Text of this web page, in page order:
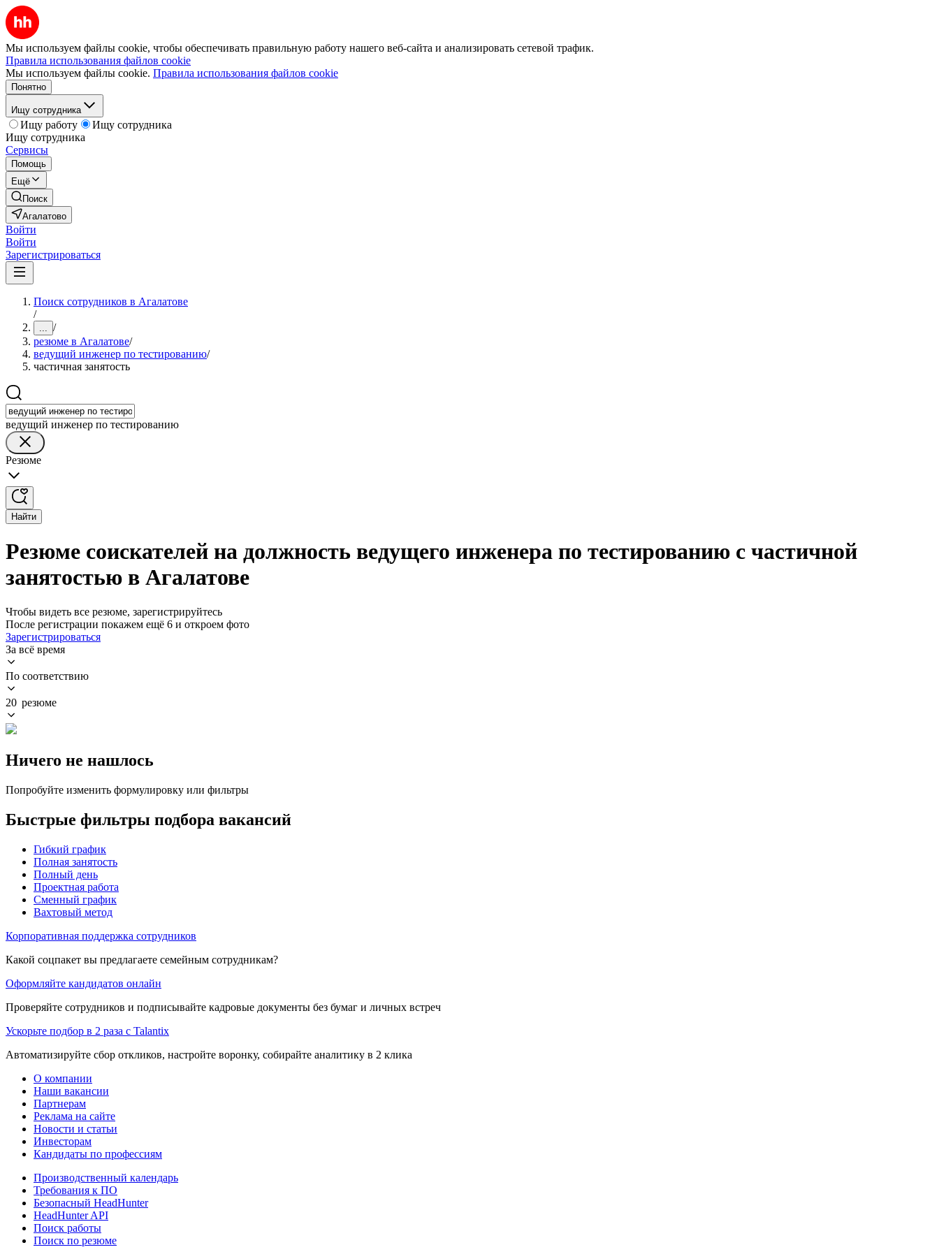
Мы используем файлы cookie, чтобы обеспечивать правильную работу нашего веб-сайта и анализировать сетевой трафик.
Правила использования файлов cookie
Мы используем файлы cookie. Правила использования файлов cookie
Понятно
Ищу сотрудника
Ищу работу
Ищу сотрудника
Ищу сотрудника
Сервисы
Помощь
Ещё
Поиск
Агалатово
Войти
Войти
Зарегистрироваться
Поиск сотрудников в Агалатове
/
... /
резюме в Агалатове/
ведущий инженер по тестированию/
частичная занятость
ведущий инженер по тестированию
Резюме
Найти
Резюме соискателей на должность ведущего инженера по тестированию с частичной
занятостью в Агалатове
Чтобы видеть все резюме, зарегистрируйтесь
После регистрации покажем ещё 6 и откроем фото
Зарегистрироваться
За всё время
По соответствию
20 резюме
Ничего не нашлось
Попробуйте изменить формулировку или фильтры
Быстрые фильтры подбора вакансий
Гибкий график
Полная занятость
Полный день
Проектная работа
Сменный график
Вахтовый метод
Корпоративная поддержка сотрудников
Какой соцпакет вы предлагаете семейным сотрудникам?
Оформляйте кандидатов онлайн
Проверяйте сотрудников и подписывайте кадровые документы без бумаг и личных встреч
Ускорьте подбор в 2 раза с Talantix
Автоматизируйте сбор откликов, настройте воронку, собирайте аналитику в 2 клика
О компании
Наши вакансии
Партнерам
Реклама на сайте
Новости и статьи
Инвесторам
Кандидаты по профессиям
Производственный календарь
Требования к ПО
Безопасный HeadHunter
HeadHunter API
Поиск работы
Поиск по резюме